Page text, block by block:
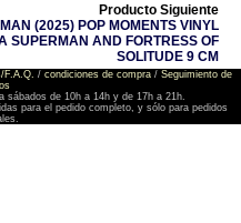
Producto Siguiente
(2025) POP MOMENTS VINYL
SUPERMAN AND FORTRESS OF
SOLITUDE 9 CM
F.A.Q. / condiciones de compra/ Seguimiento de
sábados de 10h a 14h y de 17h a 21h.
para el pedido completo, y sólo para pedidos